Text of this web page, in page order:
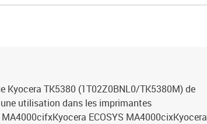
Kyocera TK5380 (1T02Z0BNL0/TK5380M) de
utilisation dans les imprimantes
ECOSYS MA4000cixKyocera